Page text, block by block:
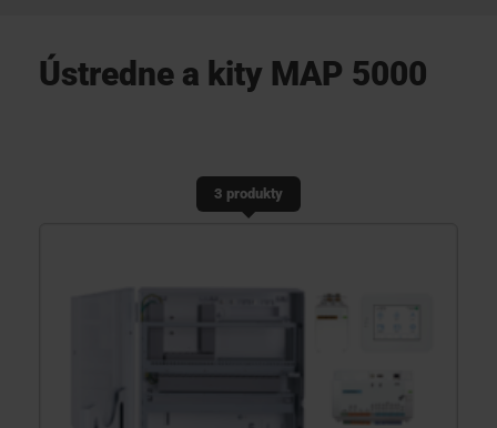
PRODUKTY
Ústredne a kity MAP 5000
3 produkty